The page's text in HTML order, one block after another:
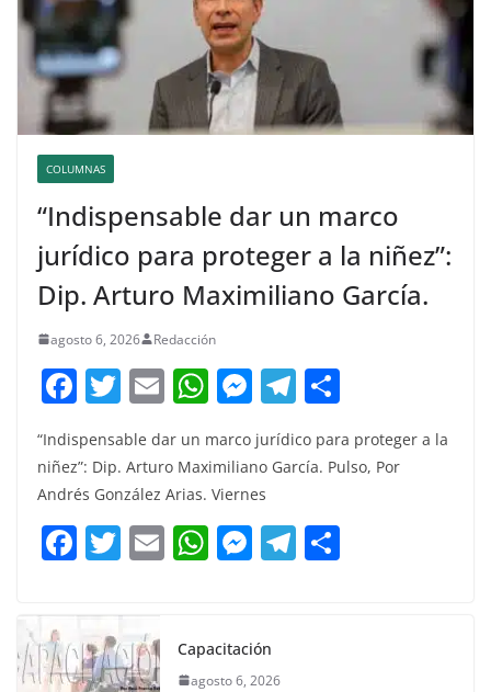
COLUMNAS
“Indispensable dar un marco
jurídico para proteger a la niñez”:
Dip. Arturo Maximiliano García.
agosto 6, 2026 Redacción
F
c
e
b
o
k
T
w
itt
er
E
ai
l
W
at
s
A
p
M
e
ss
e
n
g
T
e
a
m
m
“Indispensable dar un marco jurídico para proteger a la
niñez”: Dip. Arturo Maximiliano García. Pulso, Por
Andrés González Arias. Viernes
F
c
e
T
itt
er
E W
s
M
e
T
Capacitación
agosto 6, 2026